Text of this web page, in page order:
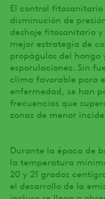
El control fitosanitario
disminución de
deshoje fitosanitario
mejor estrategia de
propágulos del hongo
esporulaciones. Sin
clima favorable para
enfermedad, se han
frecuencias que
zonas de menor
Durante la época de
la temperatura
20 y 21 grados
el desarrollo de la